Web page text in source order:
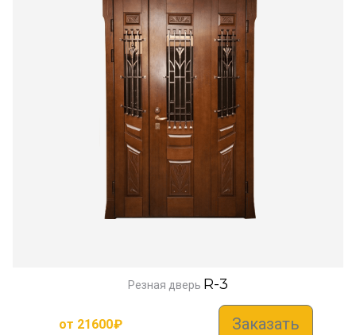
Резная дверь R-3
от 21600₽ Заказать